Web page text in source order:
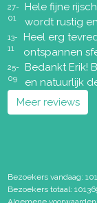
27-
01
Hele fijne
wordt rustig
13-
11
Heel erg
ontspannen
25-
09
Bedankt Erik!
en natuurlijk
Meer reviews
Bezoekers vandaag: 101
Bezoekers totaal: